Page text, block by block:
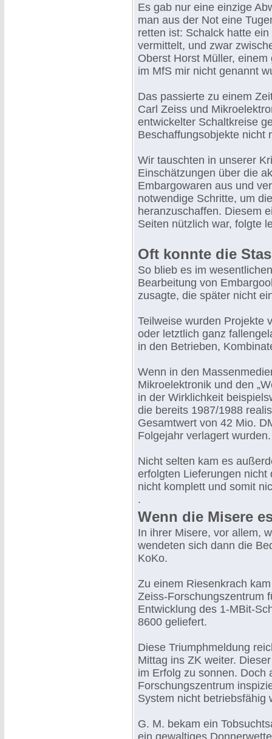
Es gab nur eine einzige
man aus der Not eine
retten ist: Schalck hatte
vermittelt, und zwar
Oberst Horst Müller,
im MfS mir nicht genannt
Das passierte zu einem
Carl Zeiss und
entwickelter Schaltkreise
Beschaffungsobjekte nicht
Wir tauschten in unserer
Einschätzungen über die
Embargowaren aus und
notwendige Schritte, um
heranzuschaffen. Diesem
Seiten nützlich war, folgte
Oft konnte die
So blieb es im
Bearbeitung von
zusagte, die später nicht
Teilweise wurden Projekte
oder letztlich ganz
in den Betrieben,
Wenn in den
Mikroelektronik und den
in der Wirklichkeit
die bereits 1987/1988
Gesamtwert von 42 Mio.
Folgejahr verlagert wurden.
Nicht selten kam es
erfolgten Lieferungen
nicht komplett und somit
.
Wenn die Misere
In ihrer Misere, vor allem,
wendeten sich dann die
KoKo.
Zu einem Riesenkrach
Zeiss-Forschungszentrum
Entwicklung des 1-MBit-
8600 geliefert.
Diese Triumphmeldung
Mittag ins ZK weiter.
im Erfolg zu sonnen. Doch
Forschungszentrum
System nicht betriebsfähig
G. M. bekam ein
ein gewaltiges